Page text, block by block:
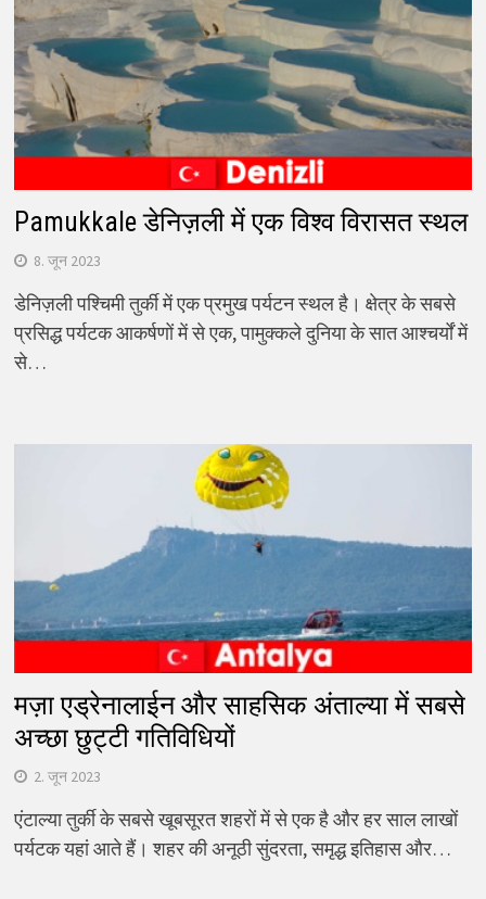
Pamukkale डेनिज़ली में एक विश्व विरासत स्थल
8. जून 2023
डेनिज़ली पश्चिमी तुर्की में एक प्रमुख पर्यटन स्थल है। क्षेत्र के सबसे
प्रसिद्ध पर्यटक आकर्षणों में से एक, पामुक्कले दुनिया के सात आश्चर्यों में
से…
मज़ा एड्रेनालाईन और साहसिक अंताल्या में सबसे
अच्छा छुट्टी गतिविधियों
2. जून 2023
एंटाल्या तुर्की के सबसे खूबसूरत शहरों में से एक है और हर साल लाखों
पर्यटक यहां आते हैं। शहर की अनूठी सुंदरता, समृद्ध इतिहास और…